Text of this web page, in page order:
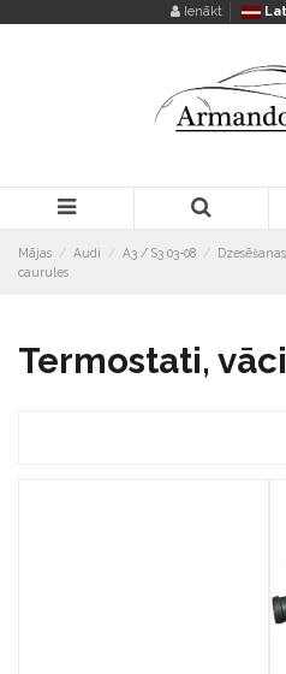
Ienākt
Mājas Audi A3 / S3 03-08
caurules
Termostati,